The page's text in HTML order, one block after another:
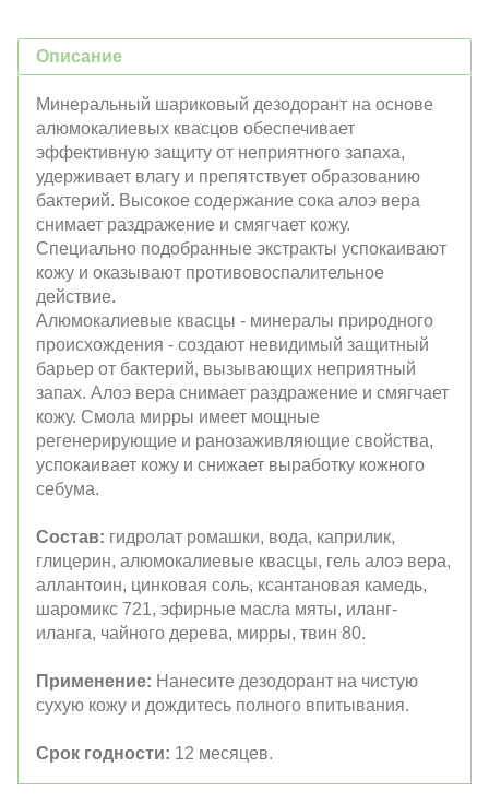
Описание
Минеральный шариковый дезодорант на основе
алюмокалиевых квасцов обеспечивает
эффективную защиту от неприятного запаха,
удерживает влагу и препятствует образованию
бактерий. Высокое содержание сока алоэ вера
снимает раздражение и смягчает кожу.
Специально подобранные экстракты успокаивают
кожу и оказывают противовоспалительное
действие.
Алюмокалиевые квасцы - минералы природного
происхождения - создают невидимый защитный
барьер от бактерий, вызывающих неприятный
запах. Алоэ вера снимает раздражение и смягчает
кожу. Смола мирры имеет мощные
регенерирующие и ранозаживляющие свойства,
успокаивает кожу и снижает выработку кожного
себума.
Состав: гидролат ромашки, вода, каприлик,
глицерин, алюмокалиевые квасцы, гель алоэ вера,
аллантоин, цинковая соль, ксантановая камедь,
шаромикс 721, эфирные масла мяты, иланг-
иланга, чайного дерева, мирры, твин 80.
Применение: Нанесите дезодорант на чистую
сухую кожу и дождитесь полного впитывания.
Срок годности: 12 месяцев.